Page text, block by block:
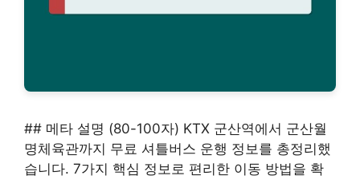
## 메타 설명 (80-100자) KTX 군산역에서 군산월
명체육관까지 무료 셔틀버스 운행 정보를 총정리했
습니다. 7가지 핵심 정보로 편리한 이동 방법을 확